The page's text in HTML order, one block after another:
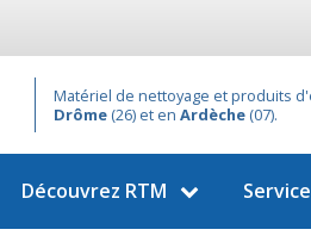
Matériel de nettoyage et produits
Drôme (26) et en Ardèche (07).
Découvrez RTM